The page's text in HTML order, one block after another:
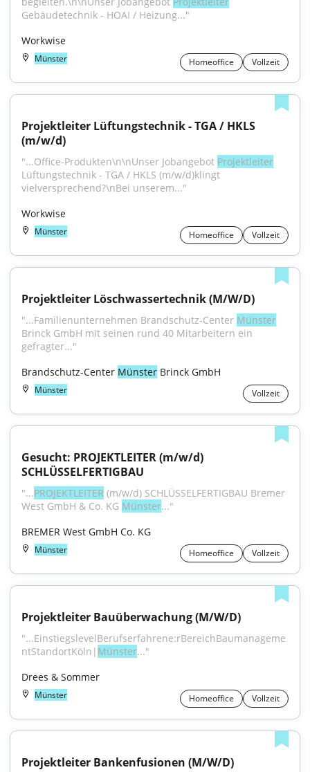
Gebäudetechnik - HOAI / Heizung..."
Workwise
Münster Homeoffice Vollzeit
Projektleiter Lüftungstechnik - TGA / HKLS
(m/w/d)
"...Office-Produkten\n\nUnser Jobangebot Projektleiter
Lüftungstechnik - TGA / HKLS (m/w/d)klingt
vielversprechend?\nBei unserem..."
Workwise
Münster Homeoffice Vollzeit
Projektleiter Löschwassertechnik (M/W/D)
"...Familienunternehmen Brandschutz-Center Münster
Brinck GmbH mit seinen rund 40 Mitarbeitern ein
gefragter..."
Brandschutz-Center Münster Brinck GmbH
Münster Vollzeit
Gesucht: PROJEKTLEITER (m/w/d)
SCHLÜSSELFERTIGBAU
"...PROJEKTLEITER (m/w/d) SCHLÜSSELFERTIGBAU Bremer
West GmbH & Co. KG Münster..."
BREMER West GmbH Co. KG
Münster Homeoffice Vollzeit
Projektleiter Bauüberwachung (M/W/D)
"...EinstiegslevelBerufserfahrene:rBereichBaumanageme
ntStandortKöln| Münster..."
Drees & Sommer
Münster Homeoffice Vollzeit
Projektleiter Bankenfusionen (M/W/D)